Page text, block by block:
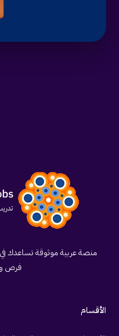
منصة عربية موثوقة تساعدك
فرص
الأقسام